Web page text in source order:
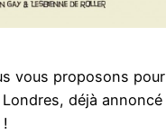
vous proposons pour
déjà annoncé